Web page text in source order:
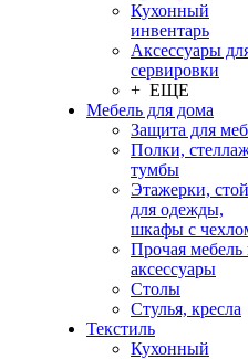
Кухонный
инвентарь
Аксессуары
сервировки
+ ЕЩЕ
Мебель для дома
Защита для
Полки,
тумбы
Этажерки,
для одежды,
шкафы с
Прочая мебель
аксессуары
Столы
Стулья, кресла
Текстиль
Кухонный